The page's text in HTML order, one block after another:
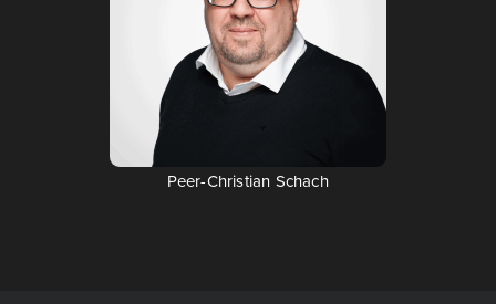
Peer-Chris­ti­an Schach